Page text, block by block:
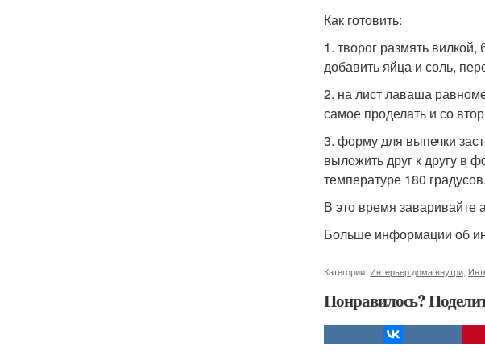
Как готовить:
1. творог размять
добавить яйца и соль,
2. на лист лаваша
самое проделать и со
3. форму для выпечки
выложить друг к другу в
температуре 180 градусов.
В это время заваривайте
Больше информации об
Категории: Интерьер дома внутри
Понравилось?